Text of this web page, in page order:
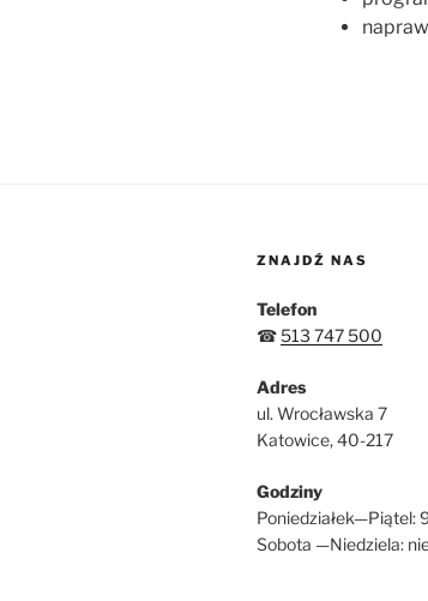
ZNAJDŹ NAS
Telefon
☎513 747 500
Adres
ul. Wrocławska 7
Katowice, 40-217
Godziny
Poniedziałek—Piątel:
Sobota —Niedziela: